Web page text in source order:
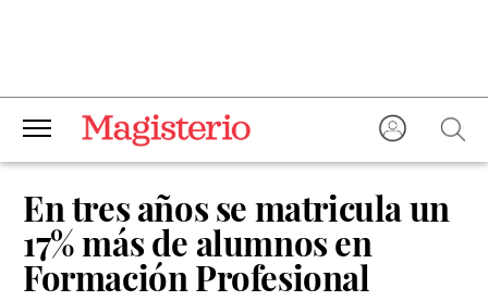
En tres años se matricula un
17% más de alumnos en
Formación Profesional